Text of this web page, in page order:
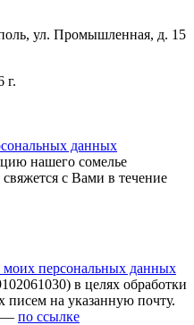
ул. Промышленная, д. 15
г.
данных
нашего сомелье
с Вами в течение
моих персональных данных
в целях обработки
писем на указанную почту.
— по ссылке